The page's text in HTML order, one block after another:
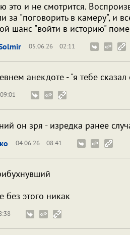
это и не смотрится.
за "поговорить в камеру", и
шанс "войти в историю"
05.06.26 02:11
анекдоте - "я тебе сказал
09:01
он зря - изредка ранее
04.06.26 08:41
без этого никак